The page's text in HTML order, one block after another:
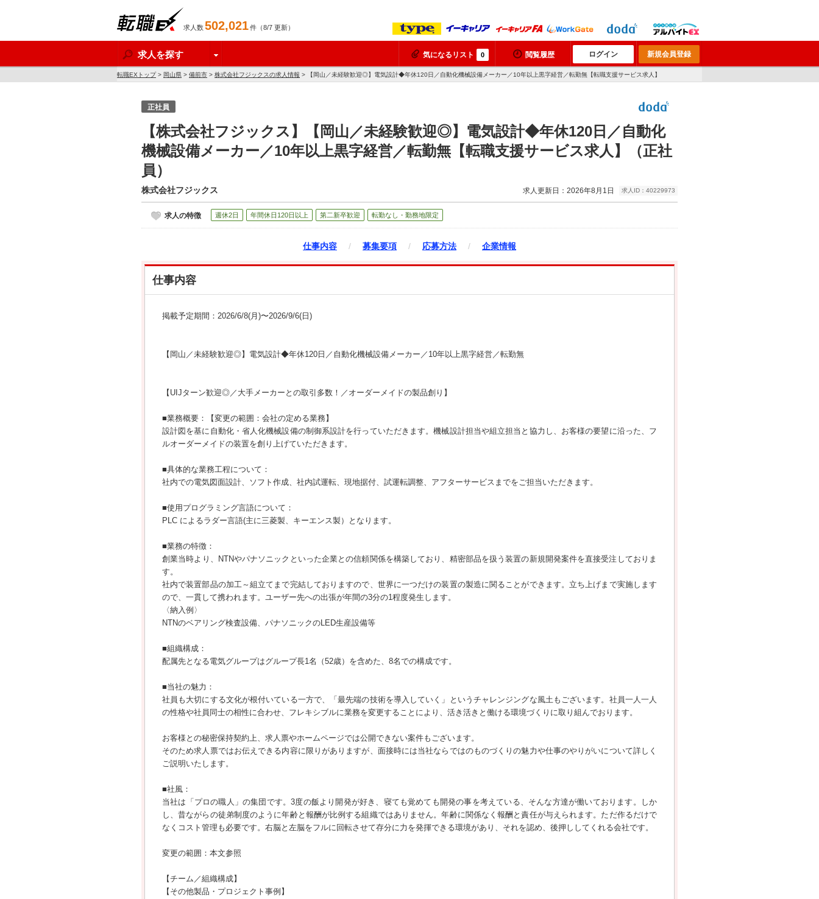
求人数502,021件（8/7 更新）
求人を探す 気になるリスト 0 閲覧履歴 ログイン 新規会員登録
転職EXトップ> 岡山県 > 備前市 > 株式会社フジックスの求人情報 > 【岡山／未経験歓迎◎】電気設計◆年休120日／自動化機械設備メーカー／10年以上黒字経営／転勤無【転職支援サービス求人】
正社員
【株式会社フジックス】【岡山／未経験歓迎◎】電気設計◆年休120日／自動化
機械設備メーカー／10年以上黒字経営／転勤無【転職支援サービス求人】（正社
員）
株式会社フジックス 求人更新日：2026年8月1日 求人ID：40229973
求人の特徴 週休2日 年間休日120日以上 第二新卒歓迎 転勤なし・勤務地限定
仕事内容 / 募集要項 / 応募方法 / 企業情報
仕事内容
掲載予定期間：2026/6/8(月)〜2026/9/6(日)
【岡山／未経験歓迎◎】電気設計◆年休120日／自動化機械設備メーカー／10年以上黒字経営／転勤無
【UIJターン歓迎◎／大手メーカーとの取引多数！／オーダーメイドの製品創り】
■業務概要：【変更の範囲：会社の定める業務】
設計図を基に自動化・省人化機械設備の制御系設計を行っていただきます。機械設計担当や組立担当と協力し、お客様の要望に沿った、フ
ルオーダーメイドの装置を創り上げていただきます。
■具体的な業務工程について：
社内での電気図面設計、ソフト作成、社内試運転、現地据付、試運転調整、アフターサービスまでをご担当いただきます。
■使用プログラミング言語について：
PLC によるラダー言語(主に三菱製、キーエンス製）となります。
■業務の特徴：
創業当時より、NTNやパナソニックといった企業との信頼関係を構築しており、精密部品を扱う装置の新規開発案件を直接受注しておりま
す。
社内で装置部品の加工～組立てまで完結しておりますので、世界に一つだけの装置の製造に関ることができます。立ち上げまで実施します
ので、一貫して携われます。ユーザー先への出張が年間の3分の1程度発生します。
〈納入例〉
NTNのベアリング検査設備、パナソニックのLED生産設備等
■組織構成：
配属先となる電気グループはグループ長1名（52歳）を含めた、8名での構成です。
■当社の魅力：
社員も大切にする文化が根付いている一方で、「最先端の技術を導入していく」というチャレンジングな風土もございます。社員一人一人
の性格や社員同士の相性に合わせ、フレキシブルに業務を変更することにより、活き活きと働ける環境づくりに取り組んでおります。
お客様との秘密保持契約上、求人票やホームページでは公開できない案件もございます。
そのため求人票ではお伝えできる内容に限りがありますが、面接時には当社ならではのものづくりの魅力や仕事のやりがいについて詳しく
ご説明いたします。
■社風：
当社は「プロの職人」の集団です。3度の飯より開発が好き、寝ても覚めても開発の事を考えている、そんな方達が働いております。しか
し、昔ながらの徒弟制度のように年齢と報酬が比例する組織ではありません。年齢に関係なく報酬と責任が与えられます。ただ作るだけで
なくコスト管理も必要です。右脳と左脳をフルに回転させて存分に力を発揮できる環境があり、それを認め、後押ししてくれる会社です。
変更の範囲：本文参照
【チーム／組織構成】
【その他製品・プロジェクト事例】